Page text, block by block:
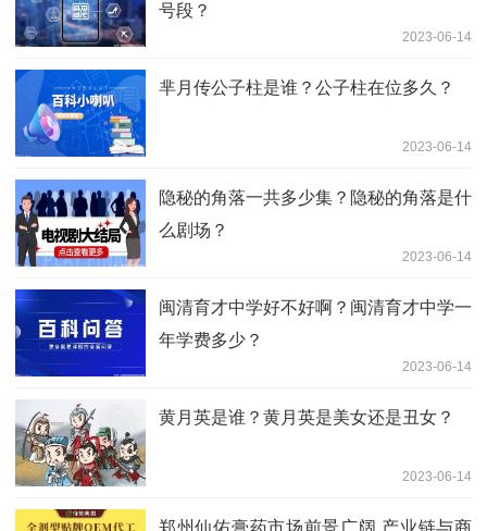
号段？
2023-06-14
芈月传公子柱是谁？公子柱在位多久？
2023-06-14
隐秘的角落一共多少集？隐秘的角落是什
么剧场？
2023-06-14
闽清育才中学好不好啊？闽清育才中学一
年学费多少？
2023-06-14
黄月英是谁？黄月英是美女还是丑女？
2023-06-14
郑州仙佑膏药市场前景广阔 产业链与商